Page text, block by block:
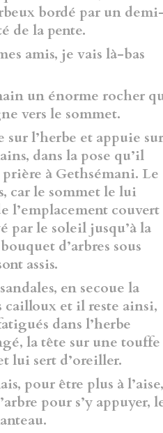
bordé par un
de la pente.
amis, je vais là-bas
un énorme rocher
vers le sommet.
l’herbe et appuie sur
dans la pose qu’il
prière à Gethsémani. Le
car le sommet le lui
l’emplacement couvert
par le soleil jusqu’à la
d’arbres sous
assis.
en secoue la
cailloux et il reste ainsi,
dans l’herbe
la tête sur une touffe
lui sert d’oreiller.
pour être plus à l’aise,
pour s’y appuyer,